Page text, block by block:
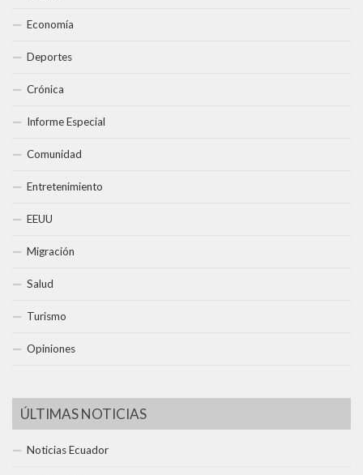
Economía
Deportes
Crónica
Informe Especial
Comunidad
Entretenimiento
EEUU
Migración
Salud
Turismo
Opiniones
ÚLTIMAS NOTICIAS
Noticias Ecuador